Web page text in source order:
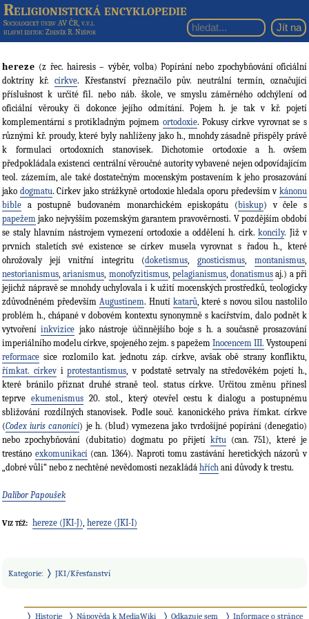
Religionistická encyklopedie
Sociologický ústav AV ČR, v.v.i.
hlavní editor: Zdeněk R. Nešpor
hereze (z řec. hairesis – výběr, volba) Popírání nebo zpochybňování oficiální
doktríny kř.církve. Křesťanství přeznačilo pův. neutrální termín, označující
příslušnost k určité fil. nebo náb. škole, ve smyslu záměrného odchýlení od
oficiální věrouky či dokonce jejího odmítání. Pojem h. je tak v kř. pojetí
komplementární s protikladným pojmem ortodoxie. Pokusy církve vyrovnat se s
různými kř. proudy, které byly nahlíženy jako h., mnohdy zásadně přispěly právě
k formulaci ortodoxních stanovisek. Dichotomie ortodoxie a h. ovšem
předpokládala existenci centrální věroučné autority vybavené nejen odpovídajícím
teol. zázemím, ale také dostatečným mocenským postavením k jeho prosazování
jako dogmatu. Církev jako strážkyně ortodoxie hledala oporu především vkánonu
bible a postupně budovaném monarchickém episkopátu (biskup) v čele s
papežem jako nejvyšším pozemským garantem pravověrnosti. V pozdějším období
se staly hlavním nástrojem vymezení ortodoxie a oddělení h. círk.koncily. Již v
prvních staletích své existence se církev musela vyrovnat s řadou h., které
ohrožovaly její vnitřní integritu (doketismus, gnosticismus, montanismus,
nestorianismus,arianismus, monofyzitismus, pelagianismus,donatismus aj.) a při
jejichž nápravě se mnohdy uchylovala i k užití mocenských prostředků, teologicky
zdůvodněném především Augustinem. Hnutí katarů, které s novou silou nastolilo
problém h., chápané v dobovém kontextu synonymně s kacířstvím, dalo podnět k
vytvořeníinkvizice jako nástroje účinnějšího boje s h. a současně prosazování
imperiálního modelu církve, spojeného zejm. s papežem Inocencem III. Vystoupení
reformace sice rozlomilo kat. jednotu záp. církve, avšak obě strany konfliktu,
římkat. církeviprotestantismus, v podstatě setrvaly na středověkém pojetí h.,
které bránilo přiznat druhé straně teol. status církve. Určitou změnu přinesl
teprve ekumenismus20. stol., který otevřel cestu k dialogu a postupnému
sbližování rozdílných stanovisek. Podle souč. kanonického práva římkat. církve
(Codex iuris canonici) je h. (blud) vymezena jako tvrdošíjné popírání (denegatio)
nebo zpochybňování (dubitatio) dogmatu po přijetí křtu(can. 751), které je
trestáno exkomunikací(can. 1364). Naproti tomu zastávání heretických názorů v
„dobré vůli“ nebo z nechtěné nevědomosti nezakládá hřích ani důvody k trestu.
Dalibor Papoušek
Viz též: hereze (JKI-J), hereze (JKI-I)
Kategorie: JKI/Křesťanství
Historie Nápověda k MediaWiki Odkazuje sem Informace o stránce